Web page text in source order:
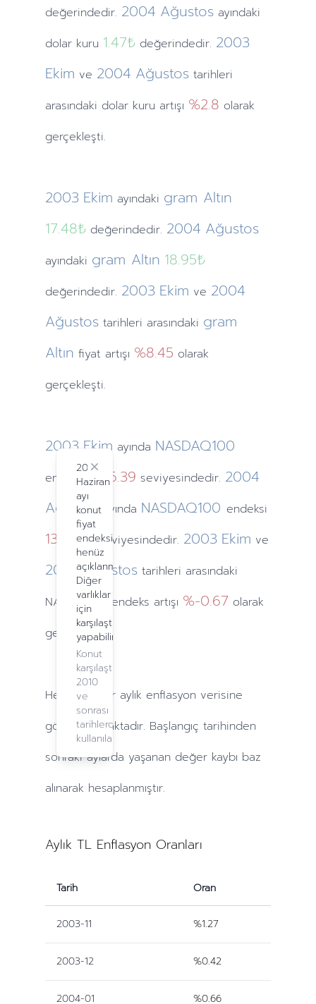
değerindedir. 2004 Ağustos ayındaki
dolar kuru 1.47₺değerindedir. 2003
Ekim ve 2004 Ağustos tarihleri
arasındaki dolar kuru artışı %2.8 olarak
gerçekleşti.
2003 Ekim ayındaki gram Altın
17.48₺değerindedir. 2004 Ağustos
ayındaki gram Altın 18.95₺
değerindedir. 2003 Ekim ve 2004
Ağustos tarihleri arasındaki gram
Altın fiyat artışı %8.45 olarak
gerçekleşti.
2024
Haziran
ayı
konut
fiyat
endeksi
henüz
açıklanmadı.
Diğer
varlıklar
için
karşılaştırma
yapabilirsiniz.
Konut
karşılaştırma,
2010
ve
sonrası
tarihlerde
kullanılabilir.
Close
2003 Ekim ayında NASDAQ100
endeksi1416.39 seviyesindedir. 2004
Ağustos
ayında NASDAQ100 endeksi
1368.68seviyesindedir. 2003 Ekim ve
2004 Ağustos tarihleri arasındaki
NASDAQ100 endeks artışı %-0.67 olarak
gerçekleşti.
Hesaplamalar aylık enflasyon verisine
göre yapılmaktadır. Başlangıç tarihinden
sonraki aylarda yaşanan değer kaybı baz
alınarak hesaplanmıştır.
Aylık TL Enflasyon Oranları
Tarih Oran
2003-11 %1.27
2003-12 %0.42
2004-01 %0.66